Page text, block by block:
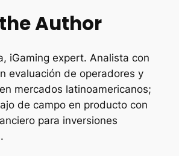
Author
iGaming expert. Analista con
evaluación de operadores y
mercados latinoamericanos;
de campo en producto con
para inversiones